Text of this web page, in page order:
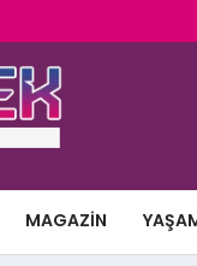
MAGAZIN